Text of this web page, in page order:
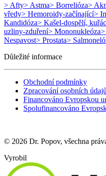
> Afty> Astma> Borrelióza>
vředy> Hemoroidy-začínající>
Kandidóza> Kašel-dospělí,
uzliny-zduření> Mononukleóza
Nespavost> Prostata>
Důležité informace
Obchodní podmínky
Zpracování osobních údajů
Financováno Evropskou
Spolufinancováno
© 2026 Dr. Popov, všechna
Vyrobil